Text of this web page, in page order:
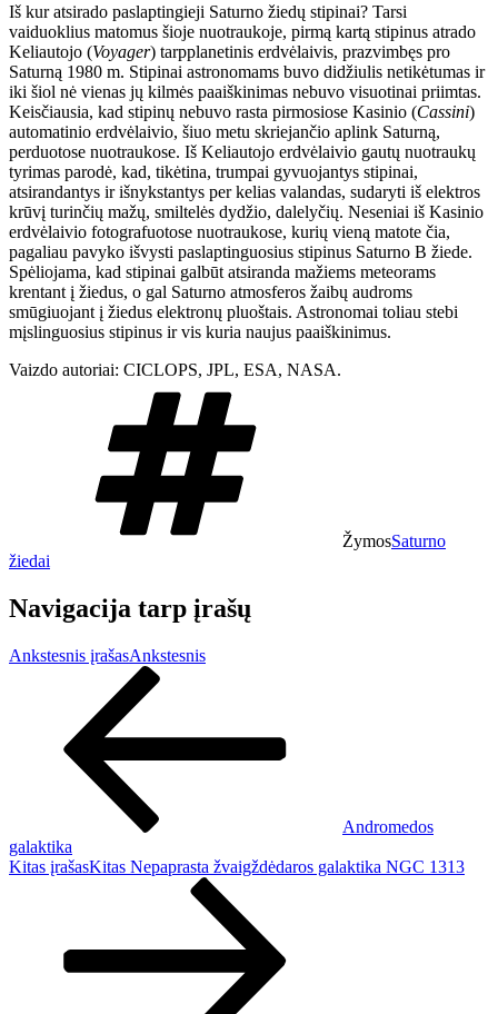
Iš kur atsirado paslaptingieji Saturno žiedų stipinai? Tarsi
vaiduoklius matomus šioje nuotraukoje, pirmą kartą stipinus atrado
Keliautojo (Voyager) tarpplanetinis erdvėlaivis, prazvimbęs pro
Saturną 1980 m. Stipinai astronomams buvo didžiulis netikėtumas ir
iki šiol nė vienas jų kilmės paaiškinimas nebuvo visuotinai priimtas.
Keisčiausia, kad stipinų nebuvo rasta pirmosiose Kasinio (Cassini)
automatinio erdvėlaivio, šiuo metu skriejančio aplink Saturną,
perduotose nuotraukose. Iš Keliautojo erdvėlaivio gautų nuotraukų
tyrimas parodė, kad, tikėtina, trumpai gyvuojantys stipinai,
atsirandantys ir išnykstantys per kelias valandas, sudaryti iš elektros
krūvį turinčių mažų, smiltelės dydžio, dalelyčių. Neseniai iš Kasinio
erdvėlaivio fotografuotose nuotraukose, kurių vieną matote čia,
pagaliau pavyko išvysti paslaptinguosius stipinus Saturno B žiede.
Spėliojama, kad stipinai galbūt atsiranda mažiems meteorams
krentant į žiedus, o gal Saturno atmosferos žaibų audroms
smūgiuojant į žiedus elektronų pluoštais. Astronomai toliau stebi
mįslinguosius stipinus ir vis kuria naujus paaiškinimus.
Vaizdo autoriai: CICLOPS, JPL, ESA, NASA.
ŽymosSaturno
žiedai
Navigacija tarp įrašų
Ankstesnis įrašasAnkstesnis
Andromedos
galaktika
Kitas įrašasKitas Nepaprasta žvaigždėdaros galaktika NGC 1313